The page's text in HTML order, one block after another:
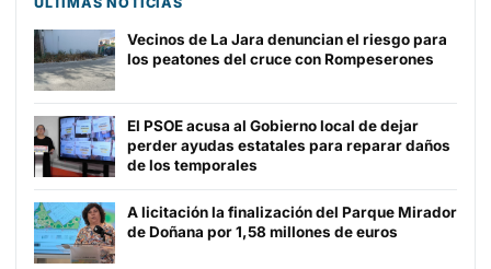
Vecinos de La Jara denuncian el riesgo para
los peatones del cruce con Rompeserones
El PSOE acusa al Gobierno local de dejar
perder ayudas estatales para reparar daños
de los temporales
A licitación la finalización del Parque Mirador
de Doñana por 1,58 millones de euros